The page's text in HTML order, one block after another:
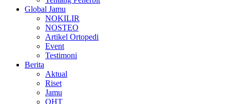
Global Jamu
NOKILIR
NOSTEO
Artikel Ortopedi
Event
Testimoni
Berita
Aktual
Riset
Jamu
OHT